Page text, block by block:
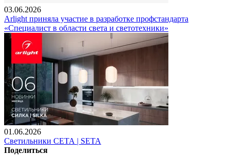
03.06.2026
Arlight приняла участие в разработке профстандарта
«Специалист в области света и светотехники»
01.06.2026
Светильники СЕТА | SETA
Поделиться